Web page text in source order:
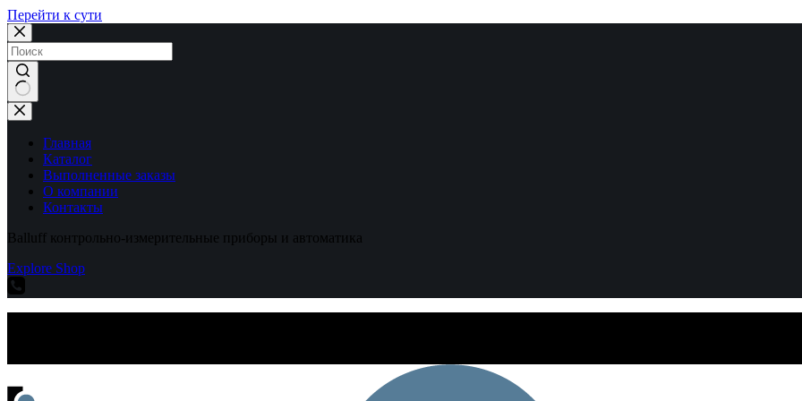
Перейти к сути
Ничего
не
найденоГлавная
Каталог
Выполненные заказы
О компании
Контакты
Balluff контрольно-измерительные приборы и автоматика
Explore Shop